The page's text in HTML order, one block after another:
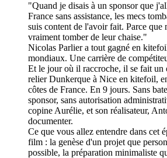
"Quand je disais à un sponsor que
France sans assistance, les mecs
suis content de l'avoir fait. Parce que
vraiment tomber de leur chaise."
Nicolas Parlier a tout gagné en
mondiaux. Une carrière de
Et le jour où il raccroche, il se fait un
relier Dunkerque à Nice en kitefoil,
côtes de France. En 9 jours. Sans
sponsor, sans autorisation
copine Aurélie, et son réalisateur,
documenter.
Ce que vous allez entendre dans cet
film : la genèse d'un projet que
possible, la préparation minimaliste